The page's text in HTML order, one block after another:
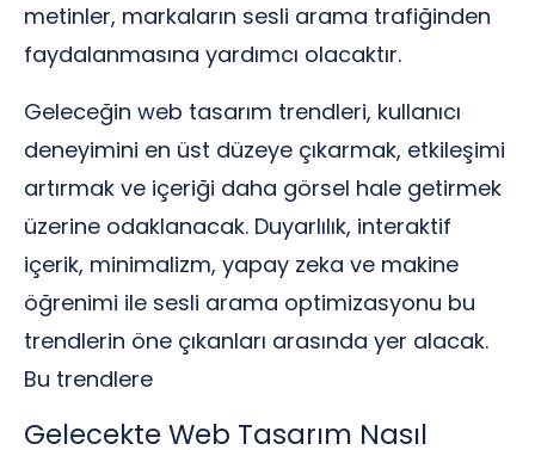
metinler, markaların sesli arama trafiğinden
faydalanmasına yardımcı olacaktır.
Geleceğin web tasarım trendleri, kullanıcı
deneyimini en üst düzeye çıkarmak, etkileşimi
artırmak ve içeriği daha görsel hale getirmek
üzerine odaklanacak. Duyarlılık, interaktif
içerik, minimalizm, yapay zeka ve makine
öğrenimi ile sesli arama optimizasyonu bu
trendlerin öne çıkanları arasında yer alacak.
Bu trendlere
Gelecekte Web Tasarım Nasıl